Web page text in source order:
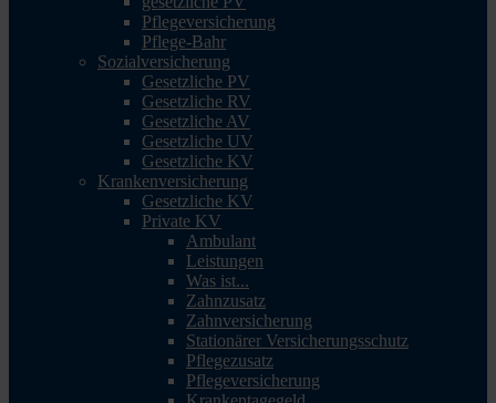
Pflegeversicherung
Pflege-Bahr
Sozialversicherung
Gesetzliche PV
Gesetzliche RV
Gesetzliche AV
Gesetzliche UV
Gesetzliche KV
Krankenversicherung
Gesetzliche KV
Private KV
Ambulant
Leistungen
Was ist...
Zahnzusatz
Zahnversicherung
Stationärer Versicherungsschutz
Pflegezusatz
Pflegeversicherung